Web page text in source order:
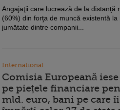
Angajaţii care lucrează de la distanţă
(60%) din forţa de muncă existentă
jumătate dintre companii...
International
Comisia Europeană
pe piețele financiare
mld. euro, bani pe care